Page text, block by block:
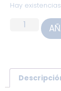
Hay existencias